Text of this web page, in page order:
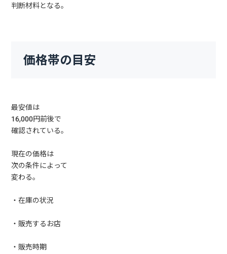
判断材料となる。
価格帯の目安
最安値は
16,000円前後で
確認されている。
現在の価格は
次の条件によって
変わる。
・在庫の状況
・販売するお店
・販売時期